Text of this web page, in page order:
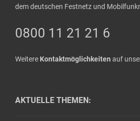
dem deutschen Festnetz und
0800 11 21 21 6
Weitere Kontaktmöglichkeiten auf
AKTUELLE THEMEN: